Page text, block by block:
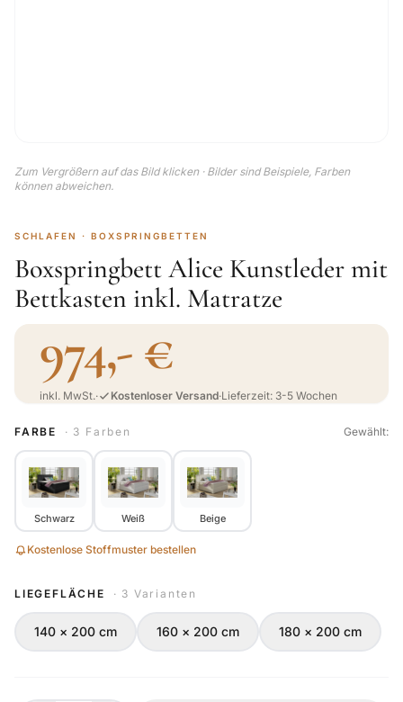
Zum Vergrößern auf das Bild klicken · Bilder sind Beispiele, Farben
können abweichen.
SCHLAFEN · BOXSPRINGBETTEN
Boxspringbett Alice Kunstleder mit
Bettkasten inkl. Matratze
974,- €
inkl. MwSt.· Kostenloser Versand·Lieferzeit: 3-5 Wochen
FARBE · 3 Farben Gewählt:
Schwarz Weiß Beige
Kostenlose Stoffmuster bestellen
LIEGEFLÄCHE · 3 Varianten
140 × 200 cm 160 × 200 cm 180 × 200 cm